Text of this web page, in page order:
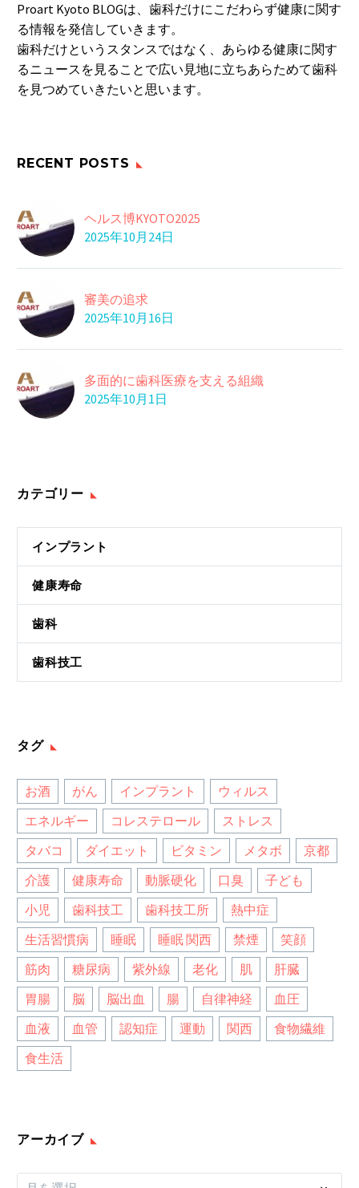
Proart Kyoto BLOGは、歯科だけにこだわらず健康に関す
る情報を発信していきます。
歯科だけというスタンスではなく、あらゆる健康に関す
るニュースを見ることで広い見地に立ちあらためて歯科
を見つめていきたいと思います。
RECENT POSTS
ヘルス博KYOTO2025
2025年10月24日
審美の追求
2025年10月16日
多面的に歯科医療を支える組織
2025年10月1日
カテゴリー
インプラント
健康寿命
歯科
歯科技工
タグ
お酒 がん インプラント
ウィルス
エネルギー
コレステロール
ストレス
タバコ
ダイエット ビタミン メタボ
京都
介護
健康寿命 動脈硬化 口臭
子ども
小児
歯科技工 歯科技工所
熱中症
生活習慣病
睡眠 睡眠 関西 禁煙
笑顔
筋肉
糖尿病 紫外線 老化 肌
肝臓
胃腸
脳 脳出血 腸 自律神経
血圧
血液
血管 認知症 運動 関西
食物繊維
食生活
アーカイブ